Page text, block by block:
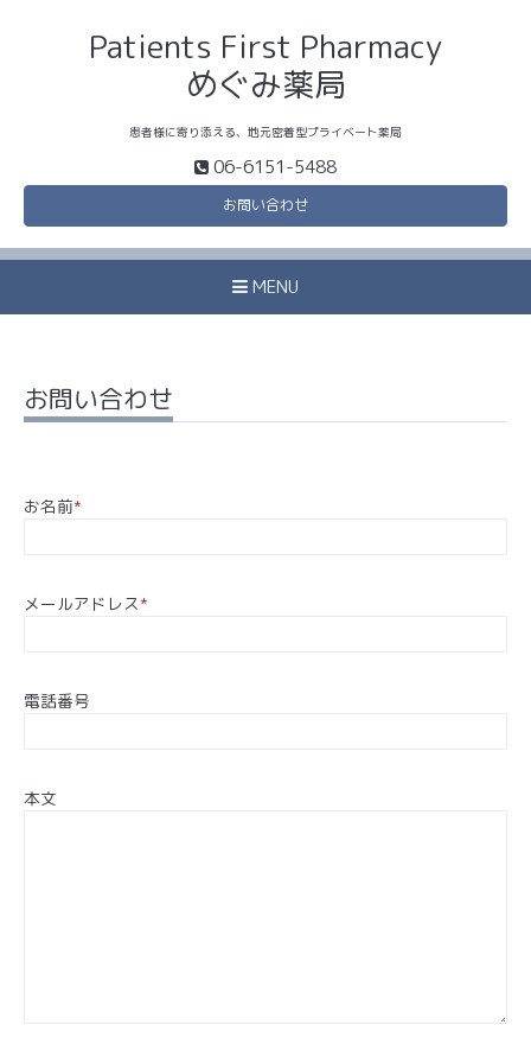
Patients First Pharmacy
めぐみ薬局
患者様に寄り添える、地元密着型プライベート薬局
06-6151-5488
お問い合わせ
MENU
お問い合わせ
お名前*
メールアドレス*
電話番号
本文